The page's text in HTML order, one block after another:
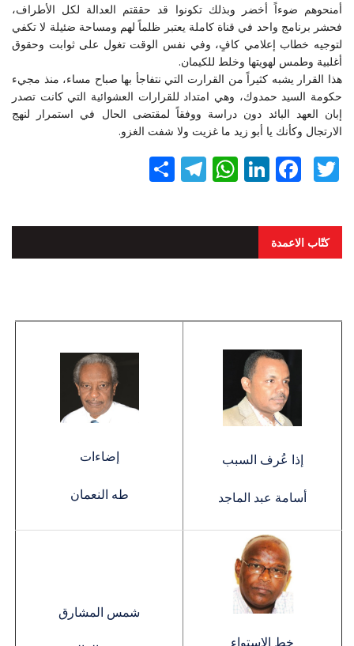
أمنحوهم ضوءاً أخضر وبذلك تكونوا قد حققتم العدالة لكل الأطراف،
فحشر برنامج واحد في قناة كاملة يعتبر ظلماً لهم ومساحة ضئيلة لا تكفي
لتوجيه خطاب إعلامي كافٍ، وفي نفس الوقت تغول على ثوابت وحقوق
أغلبية وطمس لهويتها وخلط للكيمان.
هذا القرار يشبه كثيراً من القرارت التي نتفاجأ بها صباح مساء، منذ مجيء
حكومة السيد حمدوك، وهي امتداد للقرارات العشوائية التي كانت تصدر
إبان العهد البائد دون دراسة ووفقاً لمقتضى الحال في استمرار لنهج
الارتجال وكأنك يا أبو زيد ما غزيت ولا شفت الغزو.
Twitter
Facebook
LinkedIn
WhatsApp
Telegram
كتّاب الاعمدة
إذا عُرف السبب
أسامة عبد الماجد
إضاءات
طه النعمان
خط الاستواء
شمس المشارق